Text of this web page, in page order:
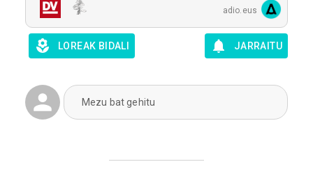
adio.eus
LOREAK BIDALI JARRAITU
Mezu bat gehitu